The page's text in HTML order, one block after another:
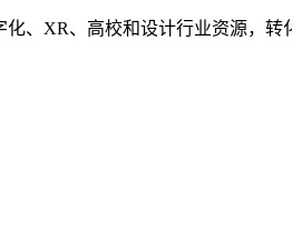
、XR、高校和设计行业资源，转